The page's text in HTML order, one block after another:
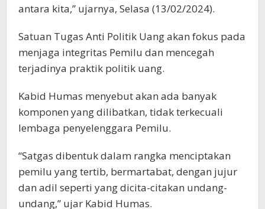
antara kita,” ujarnya, Selasa (13/02/2024).
Satuan Tugas Anti Politik Uang akan fokus pada
menjaga integritas Pemilu dan mencegah
terjadinya praktik politik uang.
Kabid Humas menyebut akan ada banyak
komponen yang dilibatkan, tidak terkecuali
lembaga penyelenggara Pemilu.
“Satgas dibentuk dalam rangka menciptakan
pemilu yang tertib, bermartabat, dengan jujur
dan adil seperti yang dicita-citakan undang-
undang,” ujar Kabid Humas.